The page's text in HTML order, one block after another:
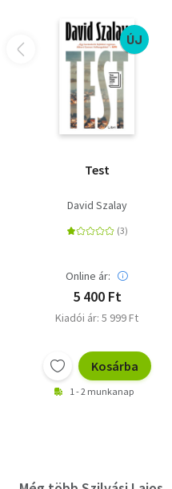
ÚJ
Test
David Szalay
Online ár:
5 400 Ft
Kiadói ár: 5 999 Ft
Kosárba
1 - 2 munkanap